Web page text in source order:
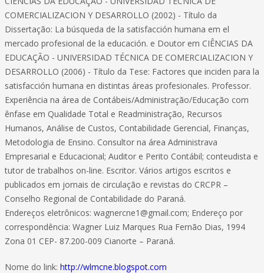
COMERCIALIZACION Y DESARROLLO (2002) - Título da
Dissertação: La búsqueda de la satisfacción humana em el
mercado profesional de la educación. e Doutor em CIÊNCIAS DA
EDUCAÇÃO - UNIVERSIDAD TÉCNICA DE COMERCIALIZACION Y
DESARROLLO (2006) - Título da Tese: Factores que inciden para la
satisfacción humana en distintas áreas profesionales. Professor.
Experiência na área de Contábeis/Administração/Educação com
ênfase em Qualidade Total e Readministração, Recursos
Humanos, Análise de Custos, Contabilidade Gerencial, Finanças,
Metodologia de Ensino. Consultor na área Administrava
Empresarial e Educacional; Auditor e Perito Contábil; conteudista e
tutor de trabalhos on-line. Escritor. Vários artigos escritos e
publicados em jornais de circulação e revistas do CRCPR –
Conselho Regional de Contabilidade do Paraná.
Endereços eletrônicos: wagnercne1@gmail.com; Endereço por
correspondência: Wagner Luiz Marques Rua Fernão Dias, 1994
Zona 01 CEP- 87.200-009 Cianorte – Paraná.
Nome do link: http://wlmcne.blogspot.com